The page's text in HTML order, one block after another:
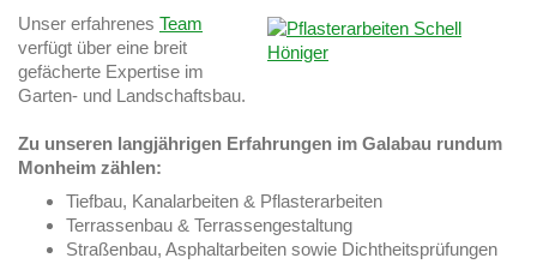
Unser erfahrenes Team
verfügt über eine breit
gefächerte Expertise im
Garten- und Landschaftsbau.
Zu unseren langjährigen Erfahrungen im Galabau rundum
Monheim zählen:
Tiefbau, Kanalarbeiten & Pflasterarbeiten
Terrassenbau & Terrassengestaltung
Straßenbau, Asphaltarbeiten sowie Dichtheitsprüfungen